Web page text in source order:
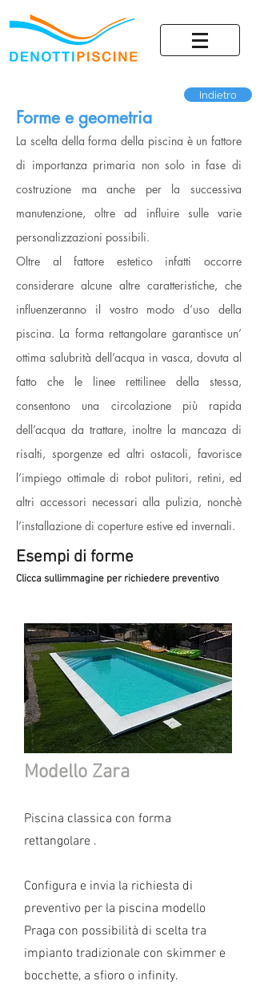
Indietro
Forme e geometria
La scelta della forma della piscina è un fattore
di importanza primaria non solo in fase di
costruzione ma anche per la successiva
manutenzione, oltre ad influire sulle varie
personalizzazioni possibili.
Oltre al fattore estetico infatti occorre
considerare alcune altre caratteristiche, che
influenzeranno il vostro modo d’uso della
piscina. La forma rettangolare garantisce un’
ottima salubrità dell’acqua in vasca, dovuta al
fatto che le linee rettilinee della stessa,
consentono una circolazione più rapida
dell’acqua da trattare, inoltre la mancaza di
risalti, sporgenze ed altri ostacoli, favorisce
l’impiego ottimale di robot pulitori, retini, ed
altri accessori necessari alla pulizia, nonchè
l’installazione di coperture estive ed invernali.
Esempi di forme
Clicca sullimmagine per richiedere preventivo
Modello Zara
Piscina classica con forma
rettangolare .
Configura e invia la richiesta di
preventivo per la piscina modello
Praga con possibilità di scelta tra
impianto tradizionale con skimmer e
bocchette, a sfioro o infinity.